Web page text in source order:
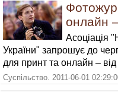
онлайн –
Асоціація
України" запрошує до
для принт та онлайн – від
Суспільство. 2011-06-01